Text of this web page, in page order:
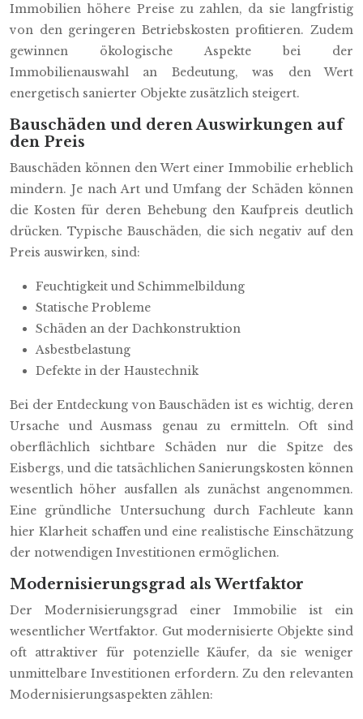
Immobilien höhere Preise zu zahlen, da sie langfristig
von den geringeren Betriebskosten profitieren. Zudem
gewinnen ökologische Aspekte bei der
Immobilienauswahl an Bedeutung, was den Wert
energetisch sanierter Objekte zusätzlich steigert.
Bauschäden und deren Auswirkungen auf
den Preis
Bauschäden können den Wert einer Immobilie erheblich
mindern. Je nach Art und Umfang der Schäden können
die Kosten für deren Behebung den Kaufpreis deutlich
drücken. Typische Bauschäden, die sich negativ auf den
Preis auswirken, sind:
Feuchtigkeit und Schimmelbildung
Statische Probleme
Schäden an der Dachkonstruktion
Asbestbelastung
Defekte in der Haustechnik
Bei der Entdeckung von Bauschäden ist es wichtig, deren
Ursache und Ausmass genau zu ermitteln. Oft sind
oberflächlich sichtbare Schäden nur die Spitze des
Eisbergs, und die tatsächlichen Sanierungskosten können
wesentlich höher ausfallen als zunächst angenommen.
Eine gründliche Untersuchung durch Fachleute kann
hier Klarheit schaffen und eine realistische Einschätzung
der notwendigen Investitionen ermöglichen.
Modernisierungsgrad als Wertfaktor
Der Modernisierungsgrad einer Immobilie ist ein
wesentlicher Wertfaktor. Gut modernisierte Objekte sind
oft attraktiver für potenzielle Käufer, da sie weniger
unmittelbare Investitionen erfordern. Zu den relevanten
Modernisierungsaspekten zählen: